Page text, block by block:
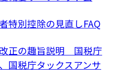
特別控除の見直しFAQ
正の趣旨説明 国税庁
国税庁タックスアンサ